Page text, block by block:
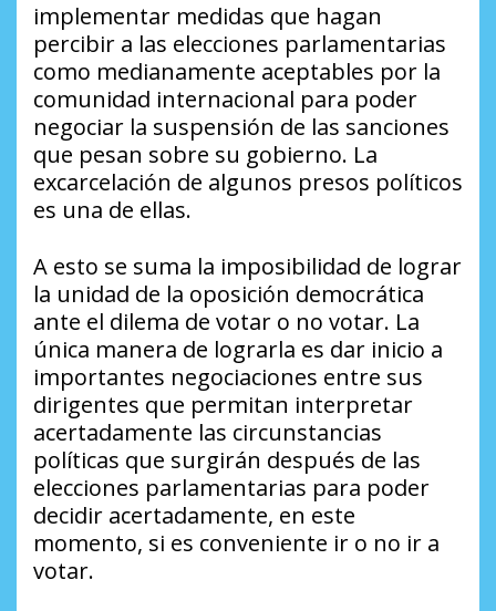
implementar medidas que hagan
percibir a las elecciones parlamentarias
como medianamente aceptables por la
comunidad internacional para poder
negociar la suspensión de las sanciones
que pesan sobre su gobierno. La
excarcelación de algunos presos políticos
es una de ellas.
A esto se suma la imposibilidad de lograr
la unidad de la oposición democrática
ante el dilema de votar o no votar. La
única manera de lograrla es dar inicio a
importantes negociaciones entre sus
dirigentes que permitan interpretar
acertadamente las circunstancias
políticas que surgirán después de las
elecciones parlamentarias para poder
decidir acertadamente, en este
momento, si es conveniente ir o no ir a
votar.